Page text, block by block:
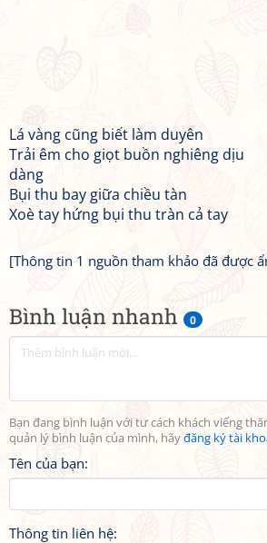
Bình luận nhanh 0
Bạn đang bình luận với tư cách khách viếng
quản lý bình luận của mình, hãyđăng ký tài
Tên của bạn:
Thông tin liên hệ:
Lá vàng cũng biết làm duyên
Trải êm cho giọt buồn nghiêng dịu
dàng
Bụi thu bay giữa chiều tàn
Xoè tay hứng bụi thu tràn cả tay
[Thông tin 1 nguồn tham khảo đã được